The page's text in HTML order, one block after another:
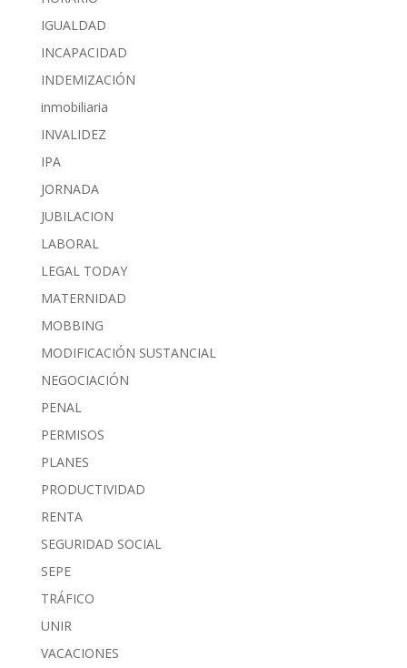
IGUALDAD
INCAPACIDAD
INDEMIZACIÓN
inmobiliaria
INVALIDEZ
IPA
JORNADA
JUBILACION
LABORAL
LEGAL TODAY
MATERNIDAD
MOBBING
MODIFICACIÓN SUSTANCIAL
NEGOCIACIÓN
PENAL
PERMISOS
PLANES
PRODUCTIVIDAD
RENTA
SEGURIDAD SOCIAL
SEPE
TRÁFICO
UNIR
VACACIONES